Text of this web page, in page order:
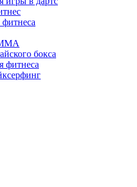
бокса
фитнеса